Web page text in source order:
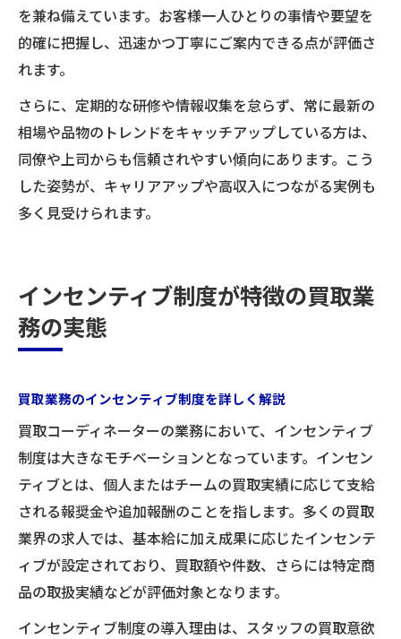
を兼ね備えています。お客様一人ひとりの事情や要望を
的確に把握し、迅速かつ丁寧にご案内できる点が評価さ
れます。
さらに、定期的な研修や情報収集を怠らず、常に最新の
相場や品物のトレンドをキャッチアップしている方は、
同僚や上司からも信頼されやすい傾向にあります。こう
した姿勢が、キャリアアップや高収入につながる実例も
多く見受けられます。
インセンティブ制度が特徴の買取業
務の実態
買取業務のインセンティブ制度を詳しく解説
買取コーディネーターの業務において、インセンティブ
制度は大きなモチベーションとなっています。インセン
ティブとは、個人またはチームの買取実績に応じて支給
される報奨金や追加報酬のことを指します。多くの買取
業界の求人では、基本給に加え成果に応じたインセンテ
ィブが設定されており、買取額や件数、さらには特定商
品の取扱実績などが評価対象となります。
インセンティブ制度の導入理由は、スタッフの買取意欲